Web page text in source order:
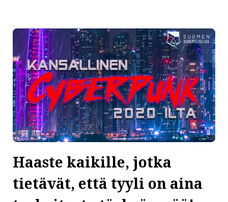
Haaste kaikille, jotka
tietävät, että tyyli on aina